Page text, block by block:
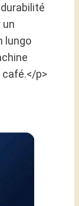
un
lungo
p>